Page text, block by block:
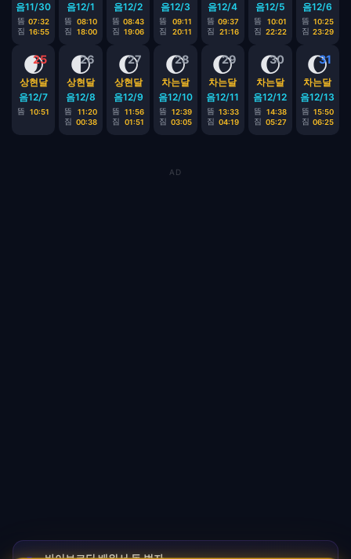
음11/30
뜸 07:32
짐 16:55
음12/1
뜸
08:10
짐
18:00
음12/2
뜸 08:43
짐 19:06
음12/3
뜸
09:11
짐
20:11
음12/4
뜸 09:37
짐
21:16
음12/5
뜸
10:01
짐 22:22
음12/6
뜸 10:25
짐 23:29
25
🌒
상현달
음12/7
뜸 10:51
26
🌓
상현달
음12/8
뜸
11:20
짐 00:38
27
🌔
상현달
음12/9
뜸
11:56
짐
01:51
28
🌔
차는달
음12/10
뜸
12:39
짐 03:05
29
🌔
차는달
음12/11
뜸 13:33
짐 04:19
30
🌔
차는달
음12/12
뜸
14:38
짐 05:27
31
🌔
차는달
음12/13
뜸 15:50
짐 06:25
AD